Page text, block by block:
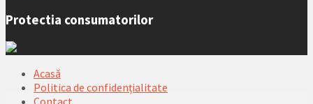
Protectia consumatorilor
Acasă
Politica de confidențialitate